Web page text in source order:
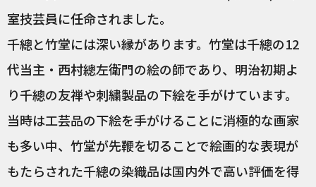
室技芸員に任命されました。
千總と竹堂には深い縁があります。竹堂は千總の12
代当主・西村總左衛門の絵の師であり、明治初期よ
り千總の友禅や刺繍製品の下絵を手がけています。
当時は工芸品の下絵を手がけることに消極的な画家
も多い中、竹堂が先鞭を切ることで絵画的な表現が
もたらされた千總の染織品は国内外で高い評価を得